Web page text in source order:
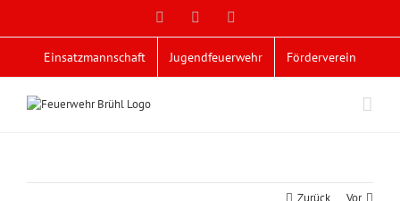
Facebook
Einsatzmannschaft Jugendfeuerwehr Förderverein
Zurück Vor